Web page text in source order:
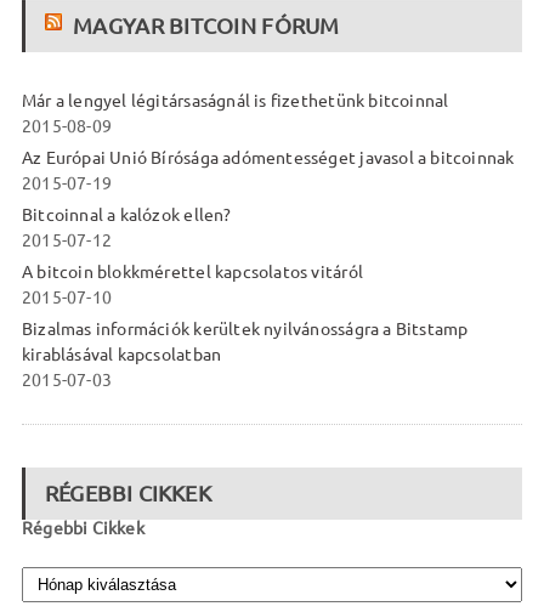
MAGYAR BITCOIN FÓRUM
Már a lengyel légitársaságnál is fizethetünk bitcoinnal
2015-08-09
Az Európai Unió Bírósága adómentességet javasol a bitcoinnak
2015-07-19
Bitcoinnal a kalózok ellen?
2015-07-12
A bitcoin blokkmérettel kapcsolatos vitáról
2015-07-10
Bizalmas információk kerültek nyilvánosságra a Bitstamp
kirablásával kapcsolatban
2015-07-03
RÉGEBBI CIKKEK
Régebbi Cikkek